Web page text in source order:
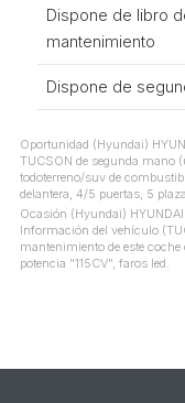
Dispone de libro
mantenimiento
Dispone de
Oportunidad (Hyundai)
TUCSON de segunda mano
todoterreno/suv de
delantera, 4/5 puertas, 5
Ocasión (Hyundai)
Información del vehículo
mantenimiento de este
potencia "115CV", faros led.